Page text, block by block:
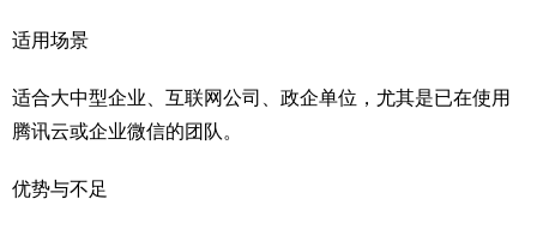
适用场景
适合大中型企业、互联网公司、政企单位，尤其是已在使用
腾讯云或企业微信的团队。
优势与不足